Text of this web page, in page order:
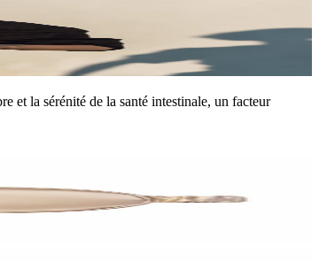
et la sérénité de la santé intestinale, un facteur